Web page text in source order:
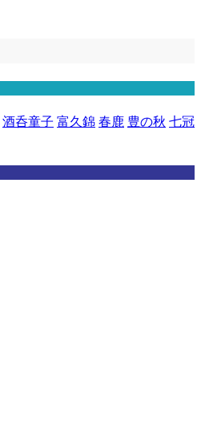
酒呑童子 富久錦 春鹿 豊の秋 七冠